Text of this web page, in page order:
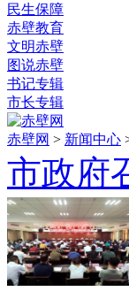
民生保障
赤壁教育
文明赤壁
图说赤壁
书记专辑
市长专辑
赤壁网 > 新闻中心
市政府